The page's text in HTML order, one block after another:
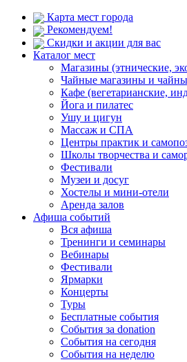
Карта мест города
Рекомендуем!
Скидки и акции для вас
Каталог мест
Магазины (этнические,
Чайные магазины и
Кафе (вегетарианские,
Йога и пилатес
Ушу и цигун
Массаж и СПА
Центры практик и
Школы творчества и
Фестивали
Музеи и досуг
Хостелы и мини-отели
Аренда залов
Афиша событий
Вся афиша
Тренинги и семинары
Вебинары
Фестивали
Ярмарки
Концерты
Туры
Бесплатные события
События за donation
События на сегодня
События на неделю